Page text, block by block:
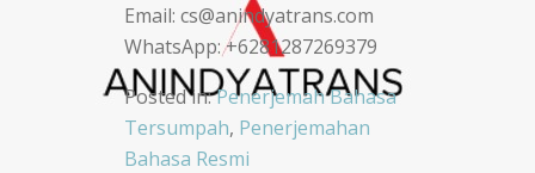
Email: cs@anindyatrans.com
WhatsApp: +6281287269379
Posted in:Penerjemah Bahasa
Tersumpah, Penerjemahan
Bahasa Resmi